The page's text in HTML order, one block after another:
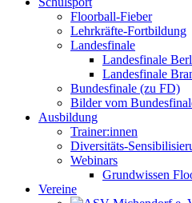
Floorball-Fieber
Lehrkräfte-Fortbildung
Landesfinale
Landesfinale
Landesfinale
Bundesfinale (zu FD)
Bilder vom
Ausbildung
Trainer:innen
Diversitäts-
Webinars
Grundwissen
Vereine